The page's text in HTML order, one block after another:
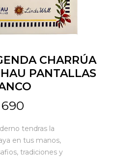
CHARRÚA
PANTALLAS
690
tendras la
en tus manos,
tradiciones y